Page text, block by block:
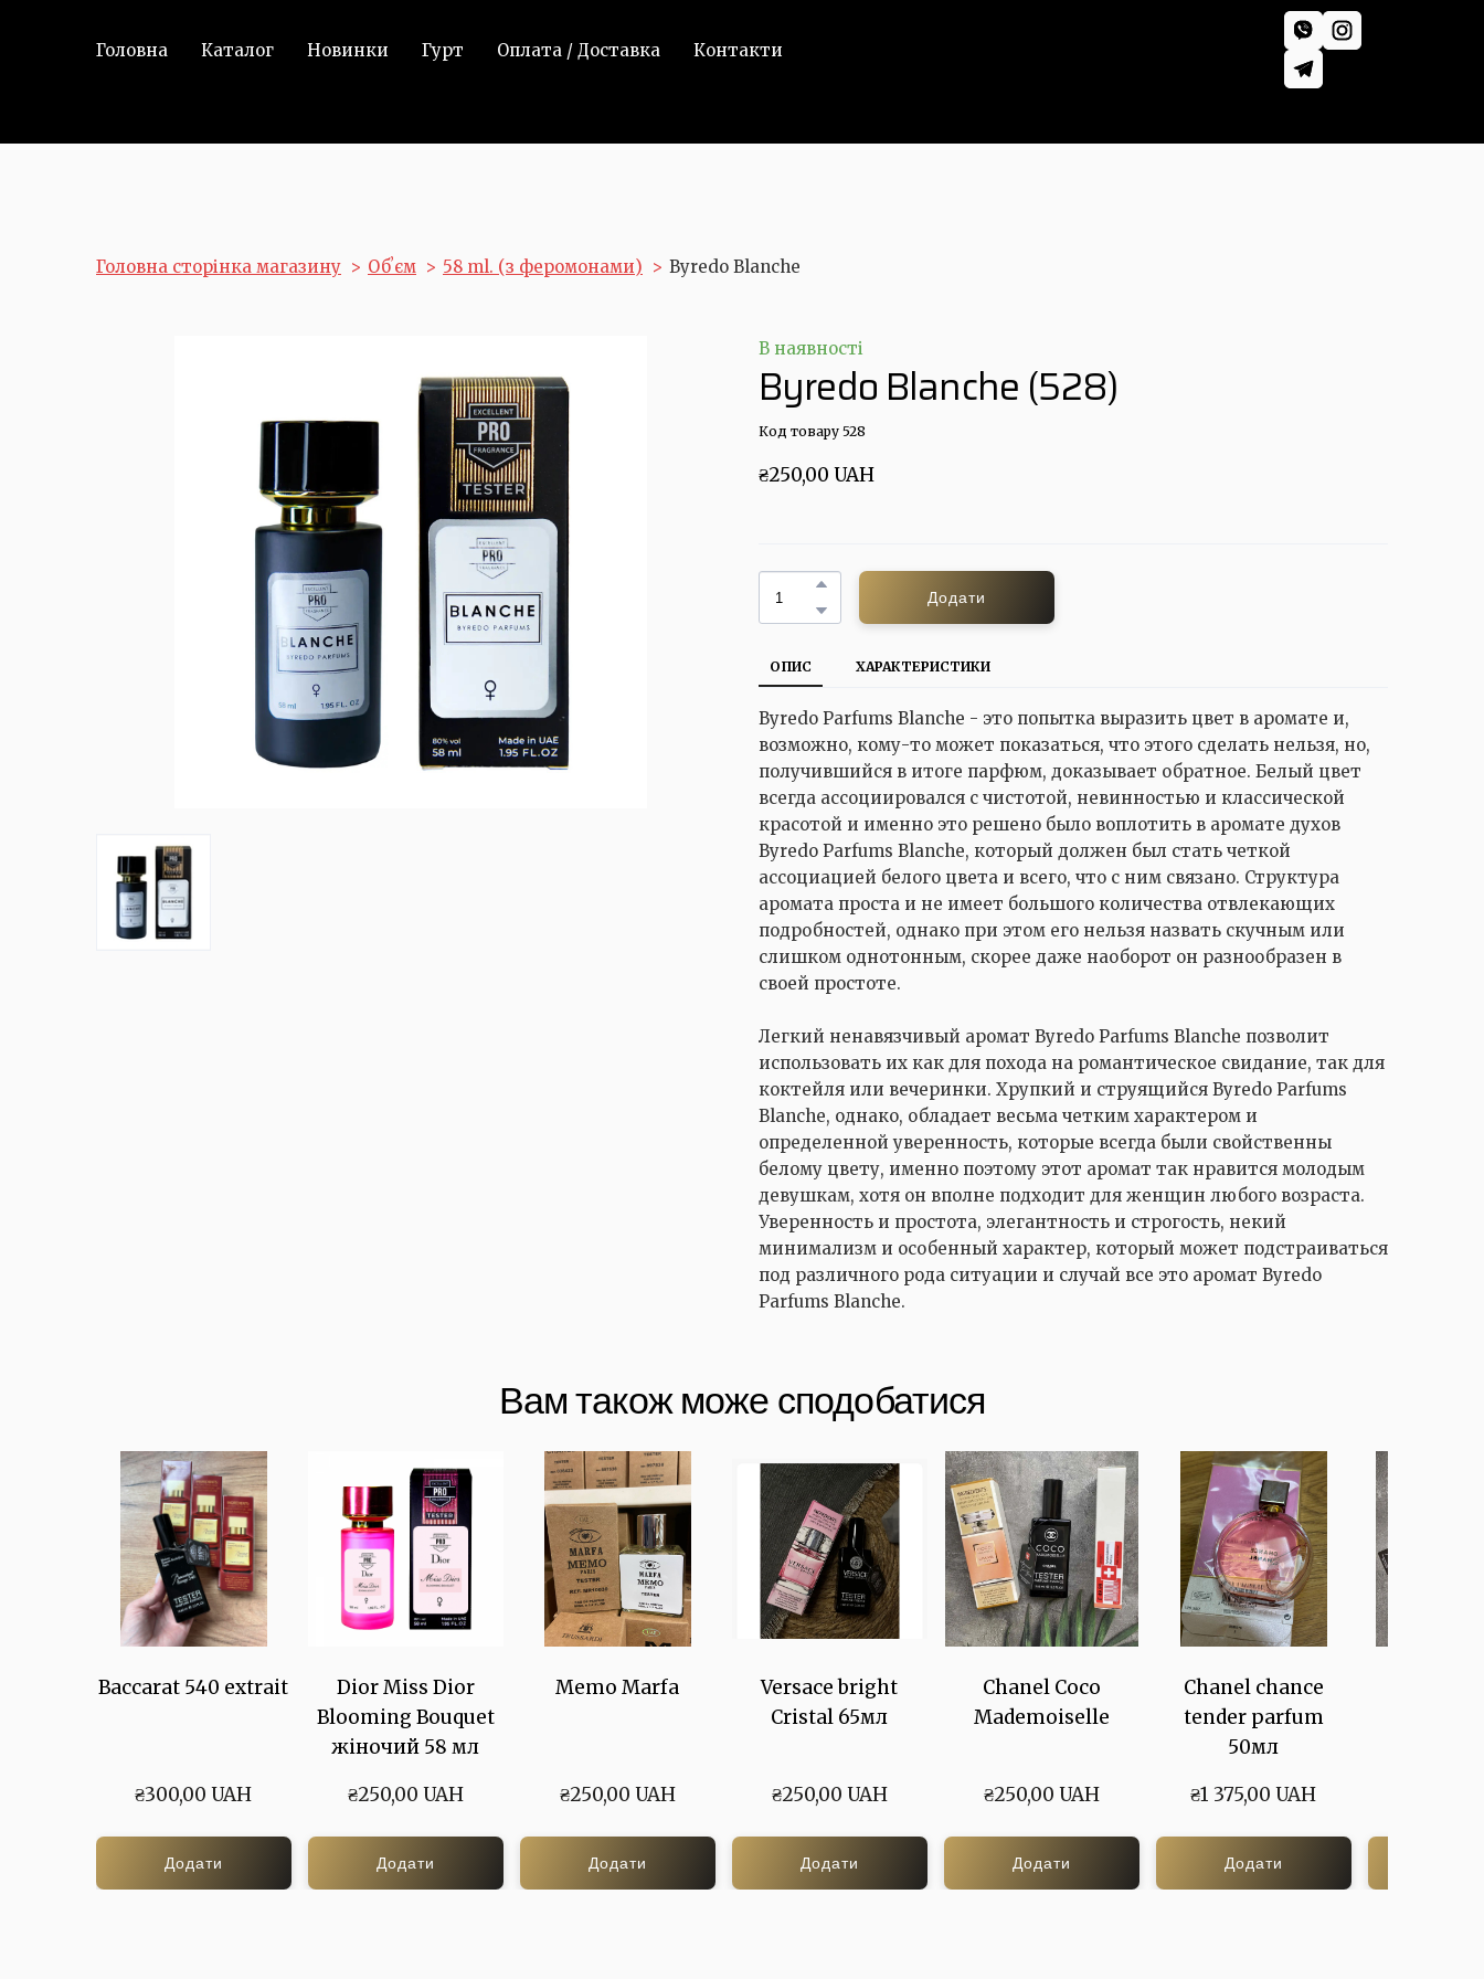
Головна Каталог Новинки Гурт Оплата / Доставка Контакти
Головна сторінка магазину Обʼєм 58 ml. (з феромонами) Byredo Blanche
В наявності
Byredo Blanche (528)
Код товару 528
₴250,00 UAH
Додати
ОПИС ХАРАКТЕРИСТИКИ
Byredo Parfums Blanche - это попытка выразить цвет в аромате и,
возможно, кому-то может показаться, что этого сделать нельзя, но,
получившийся в итоге парфюм, доказывает обратное. Белый цвет
всегда ассоциировался с чистотой, невинностью и классической
красотой и именно это решено было воплотить в аромате духов
Byredo Parfums Blanche, который должен был стать четкой
ассоциацией белого цвета и всего, что с ним связано. Структура
аромата проста и не имеет большого количества отвлекающих
подробностей, однако при этом его нельзя назвать скучным или
слишком однотонным, скорее даже наоборот он разнообразен в
своей простоте.
Легкий ненавязчивый аромат Byredo Parfums Blanche позволит
использовать их как для похода на романтическое свидание, так для
коктейля или вечеринки. Хрупкий и струящийся Byredo Parfums
Blanche, однако, обладает весьма четким характером и
определенной уверенность, которые всегда были свойственны
белому цвету, именно поэтому этот аромат так нравится молодым
девушкам, хотя он вполне подходит для женщин любого возраста.
Уверенность и простота, элегантность и строгость, некий
минимализм и особенный характер, который может подстраиваться
под различного рода ситуации и случай все это аромат Byredo
Parfums Blanche.
Вам також може сподобатися
Baccarat 540 extrait
₴300,00 UAH
Додати
Dior Miss Dior
Blooming Bouquet
жіночий 58 мл
₴250,00 UAH
Додати
Memo Marfa
₴250,00 UAH
Додати
Versace bright
Cristal 65мл
₴250,00 UAH
Додати
Chanel Coco
Mademoiselle
₴250,00 UAH
Додати
Chanel chance
tender parfum
50мл
₴1 375,00 UAH
Додати